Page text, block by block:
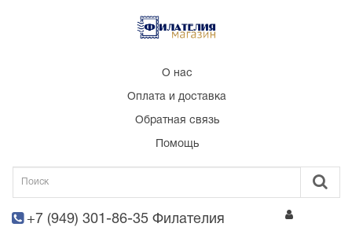
О нас
Оплата и доставка
Обратная связь
Помощь
+7 (949) 301-86-35 Филателия